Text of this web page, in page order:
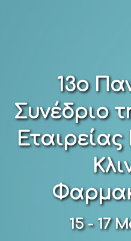
13ο
Συνέδριο
Εταιρείας
15 - 17